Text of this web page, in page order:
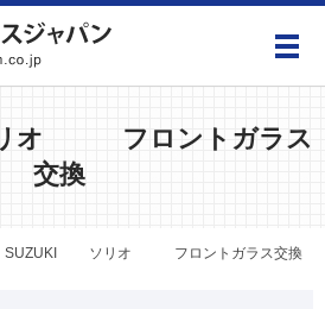
メ
オ フロントガラス
交換
SUZUKI ソリオ フロントガラス交換